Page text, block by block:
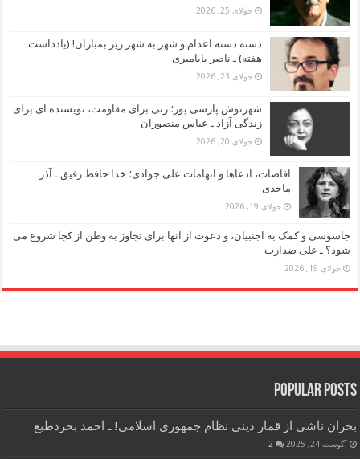
جولای 25, 2026
دسته دسته اعدام و شهر به شهر زیر بمباران! (یادداشت
هفته) ـ ناصر بابامیری
جولای 23, 2026
شهرنوش پارسی پور؛ زنی برای مقاومت، نویسنده ای برای
زندگی آزاد ـ عباس منصوران
جولای 20, 2026
افاضات، ادعاها و اتهامات علی جوادی؛ خدا حافظ رفیق ـ آذر
ماجدی
جولای 19, 2026
جاسوسی و کمک به اجنبیان، و دعوت از آنها برای تجاوز به وطن از کجا شروع می
شود؟ ـ علی صدارت
جولای 19, 2026
Popular Posts
بحران ناشی از قمار دینی نظام جمهوری اسلامی! ـ احمد بخردطبع
آگوست 24, 2025 2